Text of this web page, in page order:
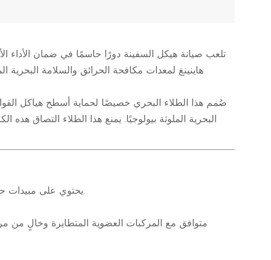
تلعب صيانة هيكل السفينة دورًا حاسمًا في ضمان الأداء
هاينينغ لمعدات مكافحة الحرائق والسلامة البحرية
صُمم هذا الطلاء البحري خصيصًا لحماية أسطح هياكل
البحرية الملوثة بيولوجيًا. يمنع هذا الطلاء التصاق
يحتوي على مبيدات حيوية تعتمد على النحاس وعوامل إطلاق متحكم بها لتوفير حماية طويلة الأمد.
متوافق مع المركبات العضوية المتطايرة وخالٍ من